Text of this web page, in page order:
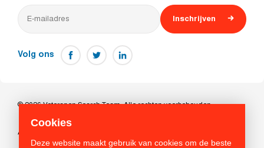
Cookies
Deze website maakt gebruik van cookies om de beste
Inschrijven
Volg ons
© 2026 Veteranen Search Team. Alle rechten voorbehouden
Algemene voorwaarden